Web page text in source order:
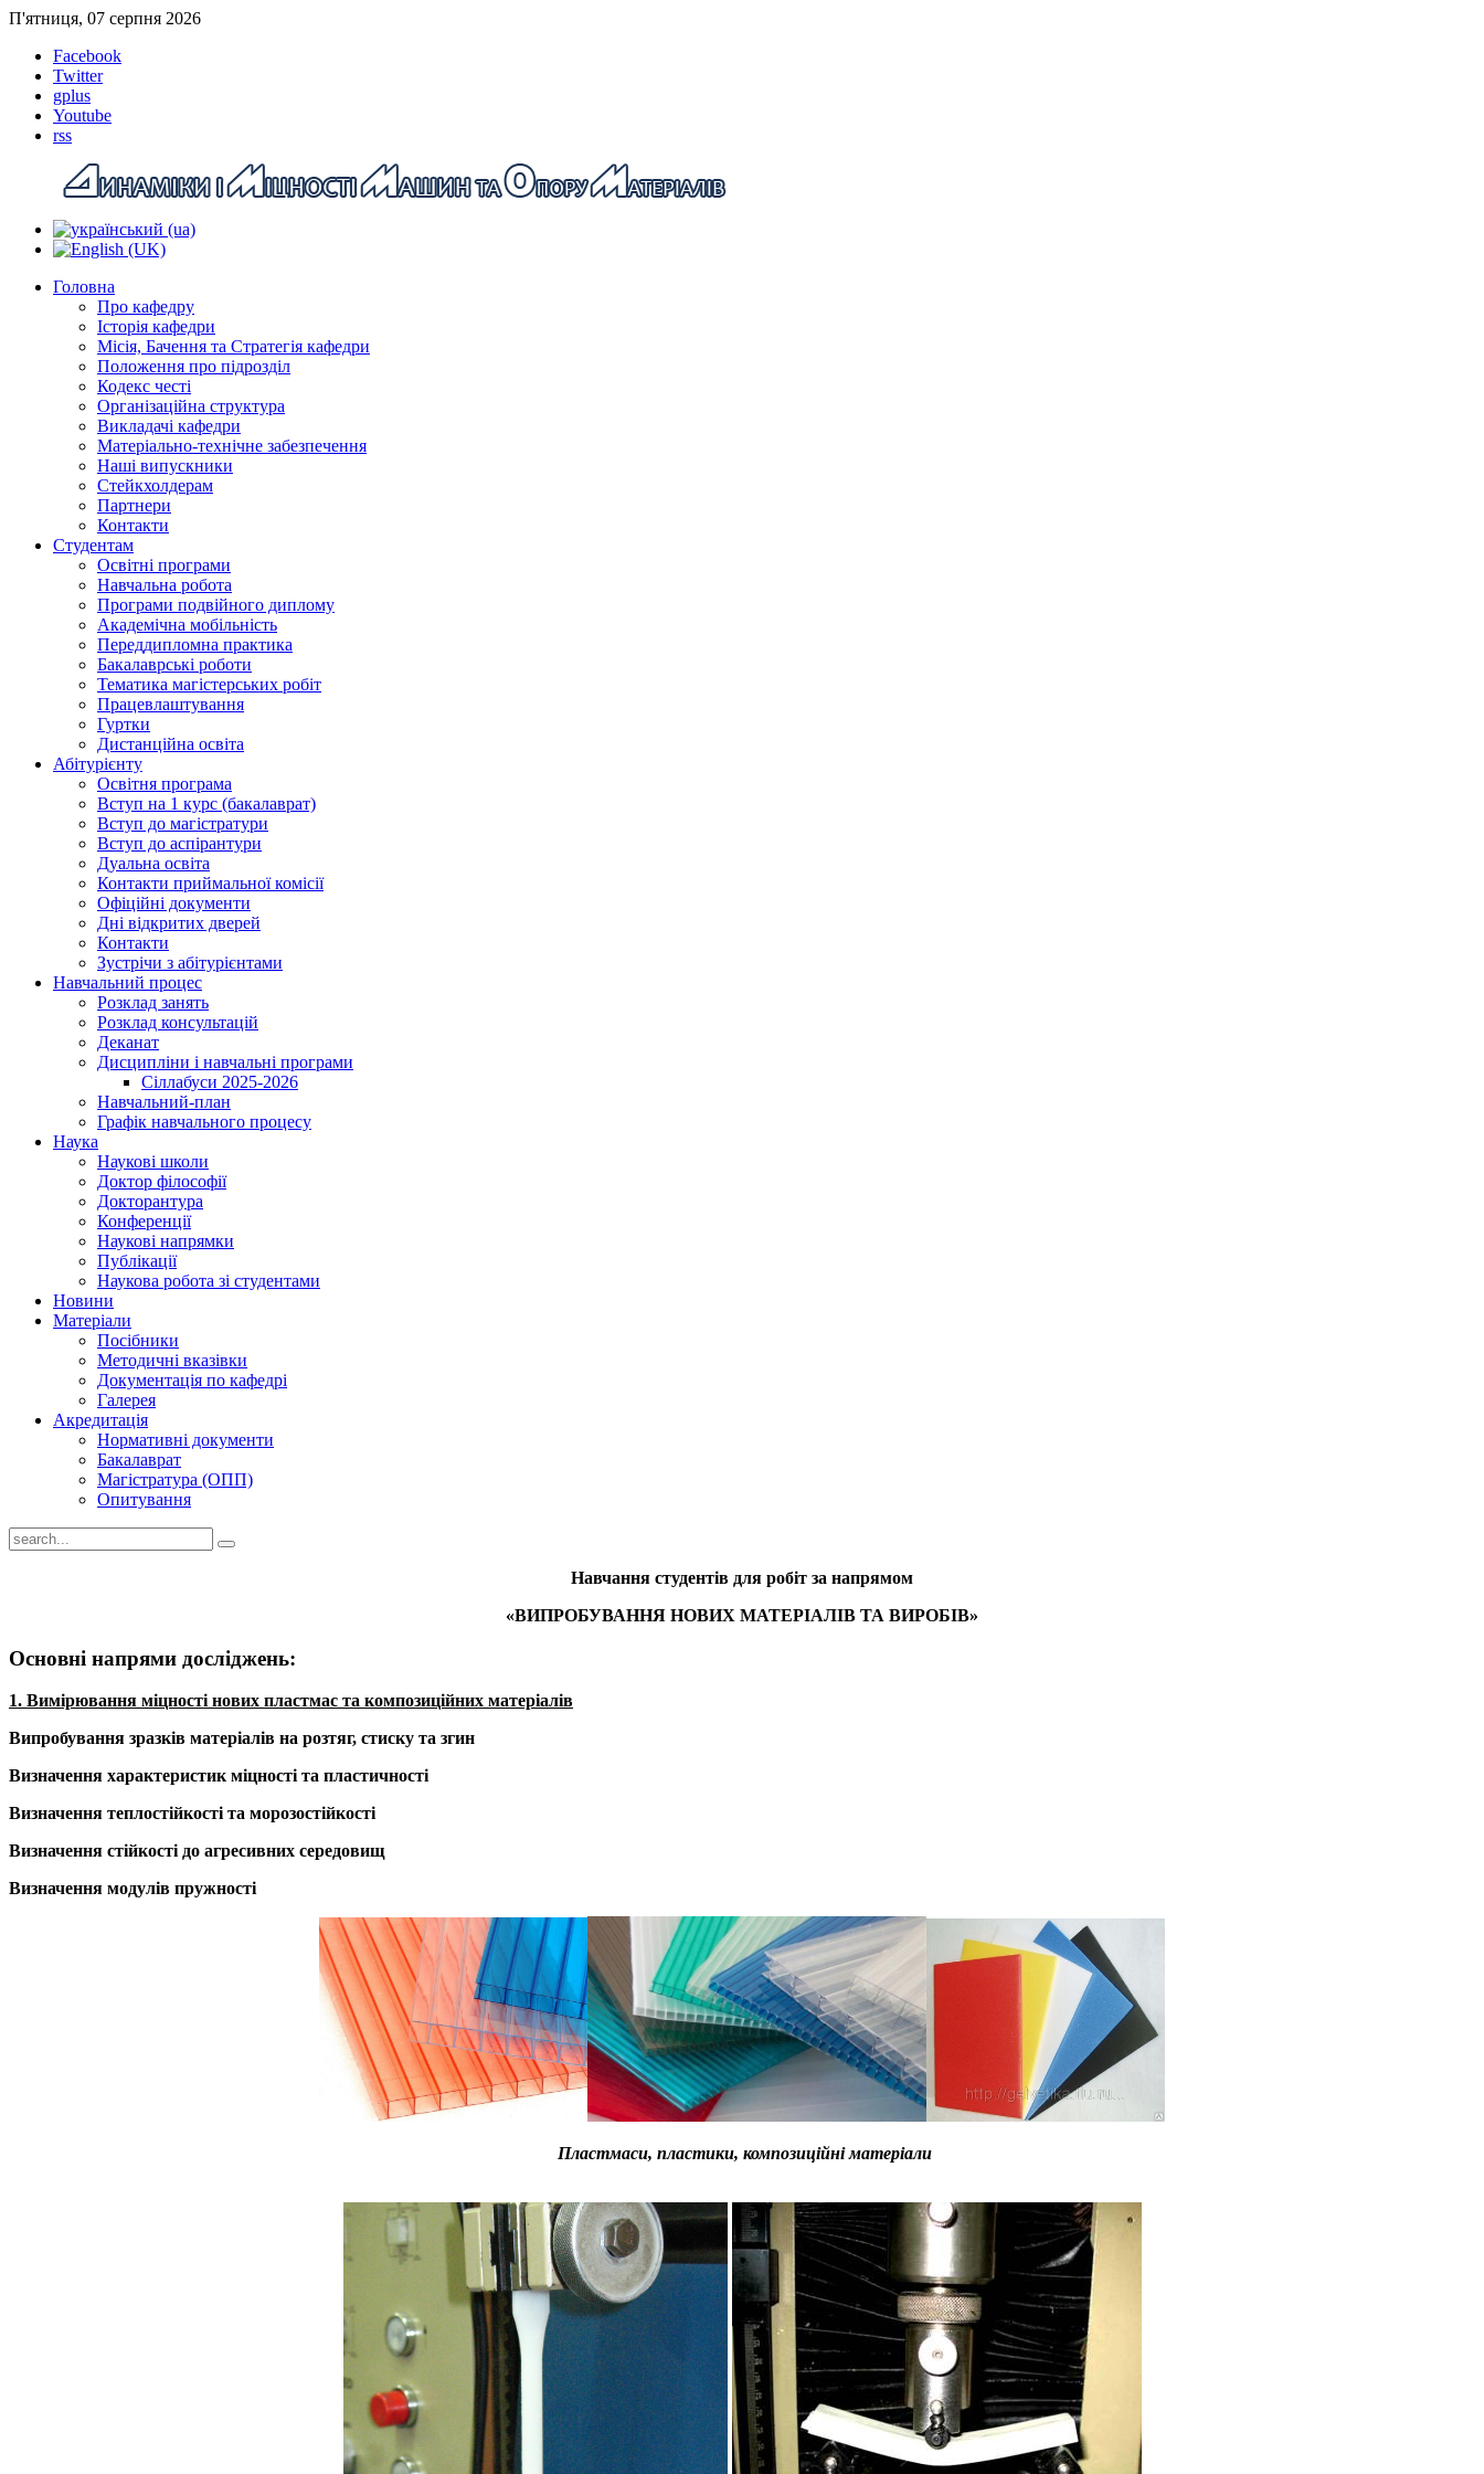
П'ятниця, 07 серпня 2026
Facebook
Twitter
gplus
Youtube
rss
Головна
Про кафедру
Історія кафедри
Місія, Бачення та Стратегія кафедри
Положення про підрозділ
Кодекс честі
Організаційна структура
Викладачі кафедри
Матеріально-технічне забезпечення
Наші випускники
Стейкхолдерам
Партнери
Контакти
Студентам
Освітні програми
Навчальна робота
Програми подвійного диплому
Академічна мобільність
Переддипломна практика
Бакалаврські роботи
Тематика магістерських робіт
Працевлаштування
Гуртки
Дистанційна освіта
Абітурієнту
Освітня програма
Вступ на 1 курс (бакалаврат)
Вступ до магістратури
Вступ до аспірантури
Дуальна освіта
Контакти приймальної комісії
Офіційні документи
Дні відкритих дверей
Контакти
Зустрічи з абітурієнтами
Навчальний процес
Розклад занять
Розклад консультацій
Деканат
Дисципліни і навчальні програми
Сіллабуси 2025-2026
Навчальний-план
Графік навчального процесу
Наука
Наукові школи
Доктор філософії
Докторантура
Конференції
Наукові напрямки
Публікації
Наукова робота зі студентами
Новини
Матеріали
Посібники
Методичні вказівки
Документація по кафедрі
Галерея
Акредитація
Нормативні документи
Бакалаврат
Магістратура (ОПП)
Опитування
Навчання студентів для робіт за напрямом
«ВИПРОБУВАННЯ НОВИХ МАТЕРІАЛІВ ТА ВИРОБІВ»
Основні напрями досліджень:
1. Вимірювання міцності нових пластмас та композиційних матеріалів
Випробування зразків матеріалів на розтяг, стиску та згин
Визначення характеристик міцності та пластичності
Визначення теплостійкості та морозостійкості
Визначення стійкості до агресивних середовищ
Визначення модулів пружності
Пластмаси, пластики, композиційні матеріали